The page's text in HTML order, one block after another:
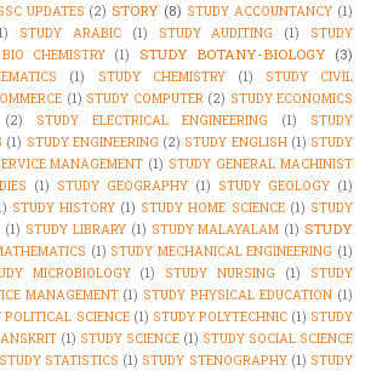
UPDATES (2) STORY (8) STUDY ACCOUNTANCY (1)
STUDY ARABIC (1) STUDY AUDITING (1)
STUDY
CHEMISTRY (1) STUDY BOTANY-BIOLOGY (3)
(1) STUDY CHEMISTRY (1)
STUDY CIVIL
(1) STUDY COMPUTER (2) STUDY ECONOMICS
(2) STUDY ELECTRICAL ENGINEERING (1)
STUDY
(1) STUDY ENGINEERING (2) STUDY ENGLISH (1) STUDY
MANAGEMENT (1) STUDY GENERAL MACHINIST
(1) STUDY GEOGRAPHY (1) STUDY GEOLOGY (1)
STUDY HISTORY (1) STUDY HOME SCIENCE (1) STUDY
(1) STUDY LIBRARY (1) STUDY MALAYALAM (1) STUDY
(1) STUDY MECHANICAL ENGINEERING (1)
MICROBIOLOGY (1) STUDY NURSING (1)
STUDY
MANAGEMENT (1) STUDY PHYSICAL EDUCATION (1)
POLITICAL SCIENCE (1) STUDY POLYTECHNIC (1) STUDY
(1) STUDY SCIENCE (1) STUDY SOCIAL SCIENCE
STUDY STATISTICS (1) STUDY STENOGRAPHY (1) STUDY